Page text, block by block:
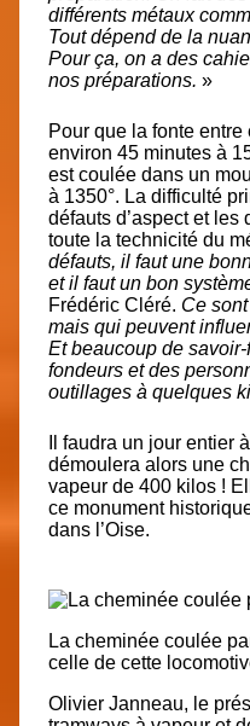
différents métaux
Tout dépend de la
Pour ça, on a des
nos préparations. »
Pour que la fonte
environ 45 minutes à
est coulée dans un
à 1350°. La difficulté
défauts d’aspect et les
toute la technicité du
défauts, il faut une
et il faut un bon
Frédéric Cléré. Ce
mais qui peuvent
Et beaucoup de
fondeurs et des
outillages à quelques
Il faudra un jour entier
démoulera alors une
vapeur de 400 kilos !
ce monument
dans l’Oise.
La cheminée coulée
celle de cette
Olivier Janneau, le